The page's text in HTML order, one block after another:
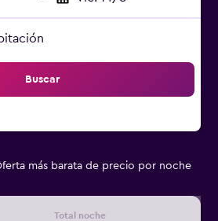
Buscar
más barata de precio por noche
Total noche